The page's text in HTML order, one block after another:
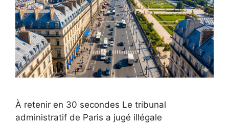
À retenir en 30 secondes Le tribunal
administratif de Paris a jugé illégale